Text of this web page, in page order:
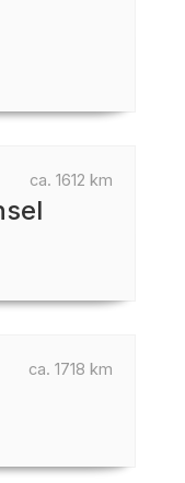
ca. 1612 km
ca. 1718 km